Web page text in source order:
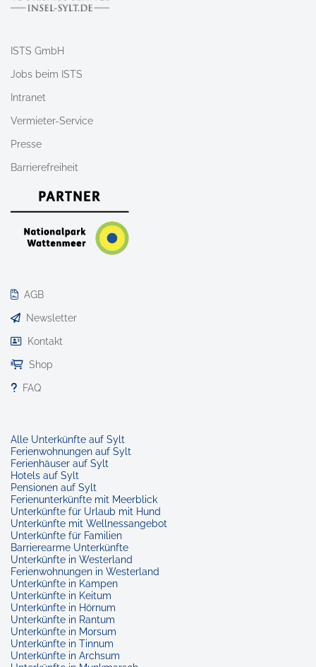
ISTS GmbH
Jobs beim ISTS
Intranet
Vermieter-Service
Presse
Barrierefreiheit
AGB
Newsletter
Kontakt
Shop
FAQ
Alle Unterkünfte auf Sylt
Ferienwohnungen auf Sylt
Ferienhäuser auf Sylt
Hotels auf Sylt
Pensionen auf Sylt
Ferienunterkünfte mit Meerblick
Unterkünfte für Urlaub mit Hund
Unterkünfte mit Wellnessangebot
Unterkünfte für Familien
Barrierearme Unterkünfte
Unterkünfte in Westerland
Ferienwohnungen in Westerland
Unterkünfte in Kampen
Unterkünfte in Keitum
Unterkünfte in Hörnum
Unterkünfte in Rantum
Unterkünfte in Morsum
Unterkünfte in Tinnum
Unterkünfte in Archsum